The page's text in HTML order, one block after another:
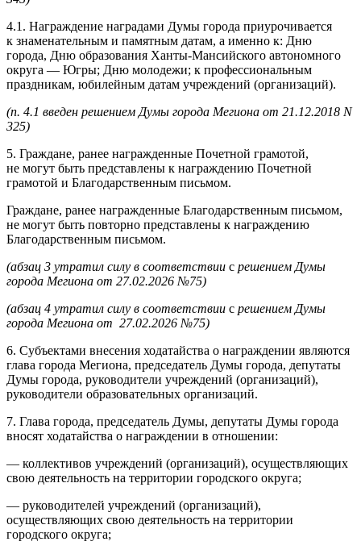
4.1. Награждение наградами Думы города приурочивается
к знаменательным и памятным датам, а именно к: Дню
города, Дню образования Ханты-Мансийского автономного
округа — Югры; Дню молодежи; к профессиональным
праздникам, юбилейным датам учреждений (организаций).
(п. 4.1 введен решением Думы города Мегиона от 21.12.2018 N
325)
5. Граждане, ранее награжденные Почетной грамотой,
не могут быть представлены к награждению Почетной
грамотой и Благодарственным письмом.
Граждане, ранее награжденные Благодарственным письмом,
не могут быть повторно представлены к награждению
Благодарственным письмом.
(абзац 3 утратил силу в соответствии с решением Думы
города Мегиона от 27.02.2026 №75)
(абзац 4 утратил силу в соответствии с решением Думы
города Мегиона от 27.02.2026 №75)
6. Субъектами внесения ходатайства о награждении являются
глава города Мегиона, председатель Думы города, депутаты
Думы города, руководители учреждений (организаций),
руководители образовательных организаций.
7. Глава города, председатель Думы, депутаты Думы города
вносят ходатайства о награждении в отношении:
— коллективов учреждений (организаций), осуществляющих
свою деятельность на территории городского округа;
— руководителей учреждений (организаций),
осуществляющих свою деятельность на территории
городского округа;